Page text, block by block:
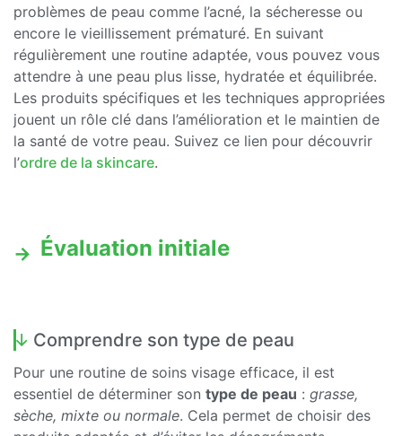
problèmes de peau comme l’acné, la sécheresse ou
encore le vieillissement prématuré. En suivant
régulièrement une routine adaptée, vous pouvez vous
attendre à une peau plus lisse, hydratée et équilibrée.
Les produits spécifiques et les techniques appropriées
jouent un rôle clé dans l’amélioration et le maintien de
la santé de votre peau. Suivez ce lien pour découvrir
l’ordre de la skincare.
Évaluation initiale
Comprendre son type de peau
Pour une routine de soins visage efficace, il est
essentiel de déterminer son type de peau : grasse,
sèche, mixte ou normale. Cela permet de choisir des